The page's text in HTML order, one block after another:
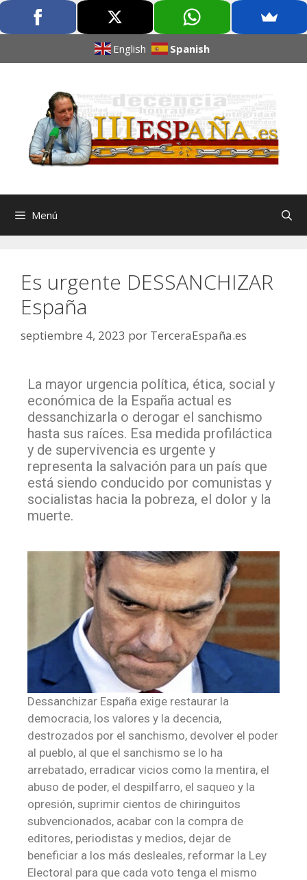
English Spanish
Menú
Es urgente DESSANCHIZAR
España
septiembre 4, 2023 por TerceraEspaña.es
La mayor urgencia política, ética, social y
económica de la España actual es
dessanchizarla o derogar el sanchismo
hasta sus raíces. Esa medida profiláctica
y de supervivencia es urgente y
representa la salvación para un país que
está siendo conducido por comunistas y
socialistas hacia la pobreza, el dolor y la
muerte.
Dessanchizar España exige restaurar la
democracia, los valores y la decencia,
destrozados por el sanchismo, devolver el poder
al pueblo, al que el sanchismo se lo ha
arrebatado, erradicar vicios como la mentira, el
abuso de poder, el despilfarro, el saqueo y la
opresión, suprimir cientos de chiringuitos
subvencionados, acabar con la compra de
editores, periodistas y medios, dejar de
beneficiar a los más desleales, reformar la Ley
Electoral para que cada voto tenga el mismo